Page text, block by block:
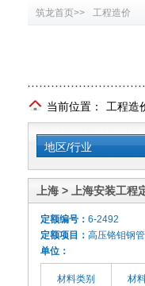
筑龙首页>> 工程造价
当前位置： 工程造
地区/行业
上海 > 上海安装工程
定额编号： 6-2492
定额项目： 高压铬钼钢
单位：
材料类别 材